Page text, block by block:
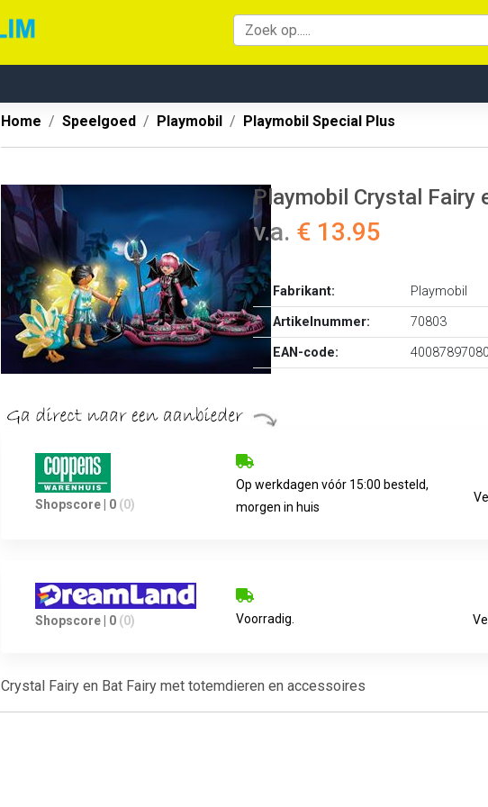
Home Speelgoed Playmobil Playmobil Special Plus
Playmobil Crystal Fairy
v.a. € 13.95
Fabrikant:
Playmobil
Artikelnummer:
70803
EAN-code:
Shopscore | 0 (0)
Op werkdagen vóór 15:00 besteld,
morgen in huis
Shopscore | 0 (0) Voorradig.
Crystal Fairy en Bat Fairy met totemdieren en accessoires